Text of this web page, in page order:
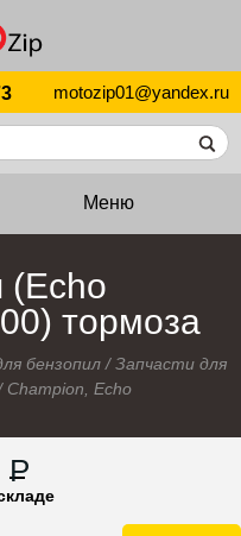
motozip01@yandex.ru
Меню
(Echo
тормоза
бензопил /Запчасти для
Champion, Echo
P